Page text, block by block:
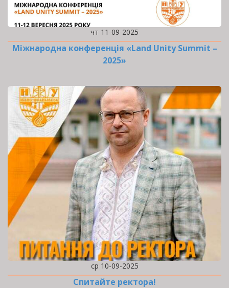
чт 11-09-2025
Міжнародна конференція «Land Unity Summit –
2025»
ср 10-09-2025
Спитайте ректора!